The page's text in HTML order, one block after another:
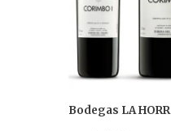
Bodegas LA